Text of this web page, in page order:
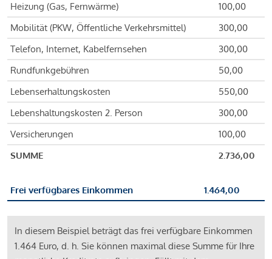
Heizung (Gas, Fernwärme)
100,00
Mobilität (PKW, Öffentliche Verkehrsmittel)
300,00
Telefon, Internet, Kabelfernsehen
300,00
Rundfunkgebühren
50,00
Lebenserhaltungskosten
550,00
Lebenshaltungskosten 2. Person
300,00
Versicherungen
100,00
SUMME
2.736,00
Frei verfügbares Einkommen 1.464,00
In diesem Beispiel beträgt das frei verfügbare Einkommen
1.464 Euro, d. h. Sie können maximal diese Summe für Ihre